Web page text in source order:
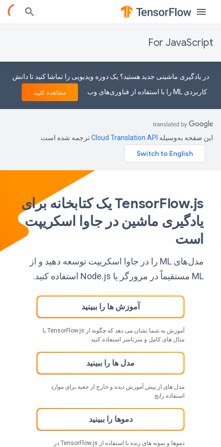
For JavaScript
در یادگیری ماشینی جدید هستید؟ یک دوره ویدیویی را تماشا کنید تا دانش
کاربردی ML را با استفاده از فناوری‌های وب
مشاهده کنید
این صفحه به‌وسیله ترجمه شده است.
TensorFlow.js یک کتابخانه برای
یادگیری ماشین در جاوا اسکریپت
است
مدل‌های ML را در جاوا اسکریپت توسعه دهید و از
ML مستقیماً در مرورگر یا Node.js استفاده کنید.
آموزش ها را ببینید
آموزش به شما نشان می دهد که چگونه از TensorFlow.js با
مثال های کامل و سرتاسر استفاده کنید.
مدل ها را ببینید
مدل های از پیش آموزش دیده و خارج از جعبه برای موارد
استفاده رایج.
دموها را ببینید
دموها و نمونه های زنده با استفاده از TensorFlow.js در